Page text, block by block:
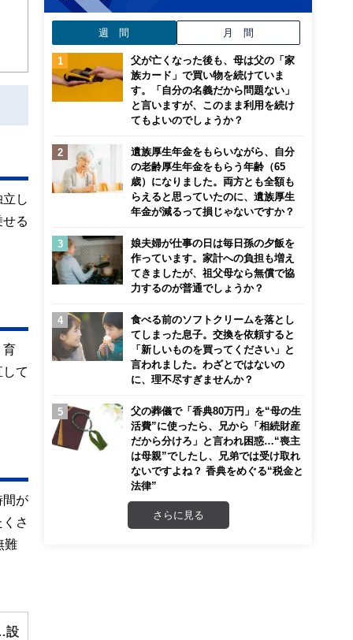
し
る
育
て
間が
さ
難
設
週 間 月 間
父が亡くなった後も、母は父の「家
族カード」で買い物を続けていま
す。「自分の名義だから問題ない」
と言いますが、このまま利用を続け
てもよいのでしょうか？
遺族厚生年金をもらいながら、自分
の老齢厚生年金をもらう年齢（65
歳）になりました。両方とも全額も
らえると思っていたのに、遺族厚生
年金が減るって損じゃないですか？
娘夫婦が仕事の日は毎日孫の夕飯を
作っています。家計への負担も増え
てきましたが、祖父母なら無償で協
力するのが普通でしょうか？
食べる前のソフトクリームを落とし
てしまった息子。交換を依頼すると
「新しいものを買ってください」と
言われました。わざとではないの
に、理不尽すぎませんか？
父の葬儀で「香典80万円」を“母の生
活費”に使ったら、兄から「相続財産
だから分けろ」と言われ困惑…“喪主
は母親”でしたし、兄弟では受け取れ
ないですよね？ 香典をめぐる“税金と
法律”
さらに見る